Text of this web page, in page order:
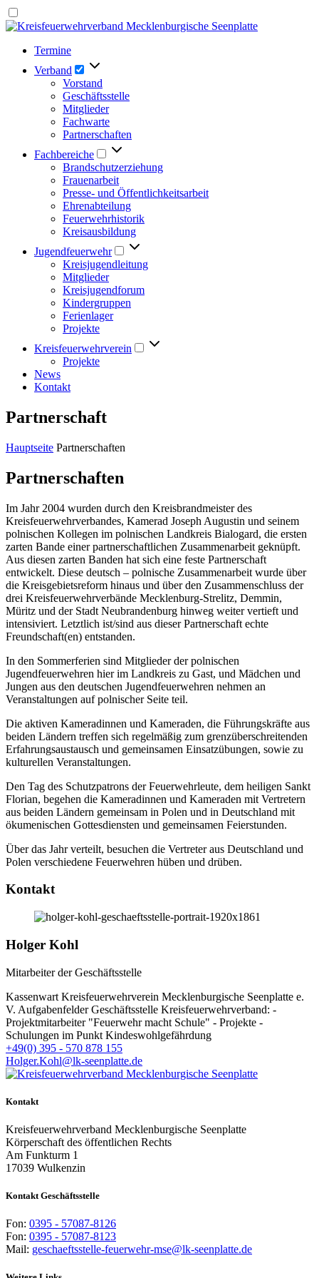
Termine
Verband
Vorstand
Geschäftsstelle
Mitglieder
Fachwarte
Partnerschaften
Fachbereiche
Brandschutzerziehung
Frauenarbeit
Presse- und Öffentlichkeitsarbeit
Ehrenabteilung
Feuerwehrhistorik
Kreisausbildung
Jugendfeuerwehr
Kreisjugendleitung
Mitglieder
Kreisjugendforum
Kindergruppen
Ferienlager
Projekte
Kreisfeuerwehrverein
Projekte
News
Kontakt
Partnerschaft
Hauptseite Partnerschaften
Partnerschaften
Im Jahr 2004 wurden durch den Kreisbrandmeister des
Kreisfeuerwehrverbandes, Kamerad Joseph Augustin und seinem
polnischen Kollegen im polnischen Landkreis Bialogard, die ersten
zarten Bande einer partnerschaftlichen Zusammenarbeit geknüpft.
Aus diesen zarten Banden hat sich eine feste Partnerschaft
entwickelt. Diese deutsch – polnische Zusammenarbeit wurde über
die Kreisgebietsreform hinaus und über den Zusammenschluss der
drei Kreisfeuerwehrverbände Mecklenburg-Strelitz, Demmin,
Müritz und der Stadt Neubrandenburg hinweg weiter vertieft und
intensiviert. Letztlich ist/sind aus dieser Partnerschaft echte
Freundschaft(en) entstanden.
In den Sommerferien sind Mitglieder der polnischen
Jugendfeuerwehren hier im Landkreis zu Gast, und Mädchen und
Jungen aus den deutschen Jugendfeuerwehren nehmen an
Veranstaltungen auf polnischer Seite teil.
Die aktiven Kameradinnen und Kameraden, die Führungskräfte aus
beiden Ländern treffen sich regelmäßig zum grenzüberschreitenden
Erfahrungsaustausch und gemeinsamen Einsatzübungen, sowie zu
kulturellen Veranstaltungen.
Den Tag des Schutzpatrons der Feuerwehrleute, dem heiligen Sankt
Florian, begehen die Kameradinnen und Kameraden mit Vertretern
aus beiden Ländern gemeinsam in Polen und in Deutschland mit
ökumenischen Gottesdiensten und gemeinsamen Feierstunden.
Über das Jahr verteilt, besuchen die Vertreter aus Deutschland und
Polen verschiedene Feuerwehren hüben und drüben.
Kontakt
Holger Kohl
Mitarbeiter der Geschäftsstelle
Kassenwart Kreisfeuerwehrverein Mecklenburgische Seenplatte e.
V. Aufgabenfelder Geschäftsstelle Kreisfeuerwehrverband: -
Projektmitarbeiter "Feuerwehr macht Schule" - Projekte -
Schulungen im Punkt Kindeswohlgefährdung
+49(0) 395 - 570 878 155
Holger.Kohl@lk-seenplatte.de
Kontakt
Kreisfeuerwehrverband Mecklenburgische Seenplatte
Körperschaft des öffentlichen Rechts
Am Funkturm 1
17039 Wulkenzin
Kontakt Geschäftsstelle
Fon: 0395 - 57087-8126
Fon: 0395 - 57087-8123
Mail: geschaeftsstelle-feuerwehr-mse@lk-seenplatte.de